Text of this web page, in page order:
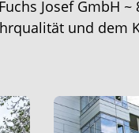
Josef
und dem